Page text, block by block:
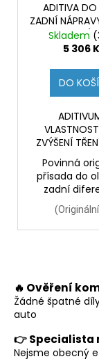
ADITIVA DO
ZADNÍ
FOCUS RS
Skladem
5 306
DO
ZVÝŠENÍ
Povinná
přísada do
zadní
(
🔥 Ověření
Žádné špatné
auto
👉 Specialista
Nejsme obecný